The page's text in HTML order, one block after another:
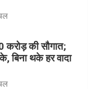
करोड़ की सौगात;
बिना थके हर वादा